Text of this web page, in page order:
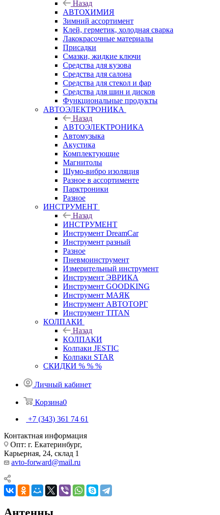
Назад
АВТОХИМИЯ
Зимний ассортимент
Клей, герметик, холодная сварка
Лакокрасочные материалы
Присадки
Смазки, жидкие ключи
Средства для кузова
Средства для салона
Средства для стекол и фар
Средства для шин и дисков
Функциональные продукты
АВТОЭЛЕКТРОНИКА
Назад
АВТОЭЛЕКТРОНИКА
Автомузыка
Акустика
Комплектующие
Магнитолы
Шумо-вибро изоляция
Разное в ассортименте
Парктроники
Разное
ИНСТРУМЕНТ
Назад
ИНСТРУМЕНТ
Инструмент DreamCar
Инструмент разный
Разное
Пневмоинструмент
Измерительный инструмент
Инструмент ЭВРИКА
Инструмент GOODKING
Инструмент МАЯК
Инструмент АВТОТОРГ
Инструмент TITAN
КОЛПАКИ
Назад
КОЛПАКИ
Колпаки JESTIC
Колпаки STAR
СКИДКИ % % %
Личный кабинет
Корзина0
+7 (343) 361 74 61
Контактная информация
Опт: г. Екатеринбург,
Карьерная, 24, склад 1
avto-forward@mail.ru